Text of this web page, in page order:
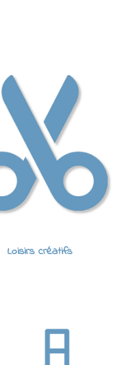
Loisirs créatifs